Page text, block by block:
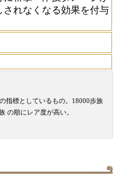
されなくなる効果を付与
指標としているもの。18000歩族
の順にレア度が高い。